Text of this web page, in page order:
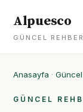
Alpuesco
GÜNCEL REHBER
Anasayfa ·
GÜNCEL